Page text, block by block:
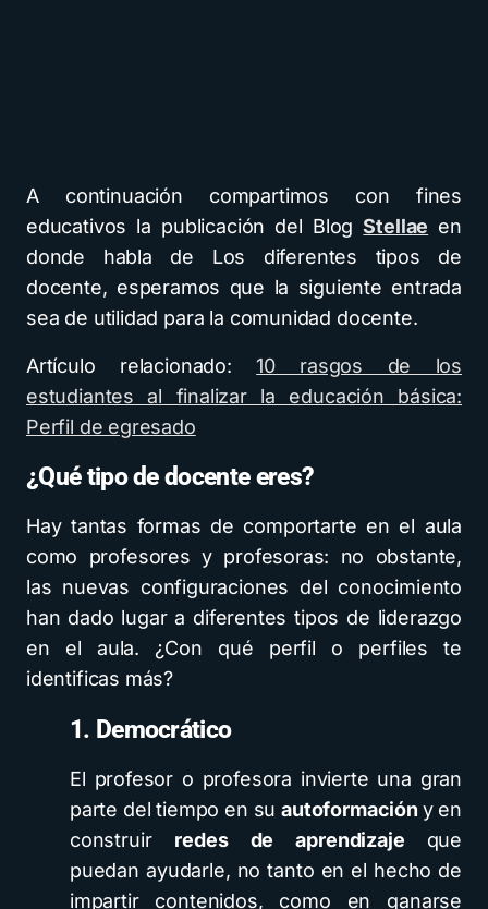
A continuación compartimos con fines
educativos la publicación del BlogStellae en
donde habla de Los diferentes tipos de
docente, esperamos que la siguiente entrada
sea de utilidad para la comunidad docente.
Artículo relacionado:10 rasgos de los
estudiantes al finalizar la educación básica:
Perfil de egresado
¿Qué tipo de docente eres?
Hay tantas formas de comportarte en el aula
como profesores y profesoras: no obstante,
las nuevas configuraciones del conocimiento
han dado lugar a diferentes tipos de liderazgo
en el aula. ¿Con qué perfil o perfiles te
identificas más?
1. Democrático
El profesor o profesora invierte una gran
parte del tiempo en suautoformación y en
construir redes de aprendizaje que
puedan ayudarle, no tanto en el hecho de
impartir contenidos, como en ganarse